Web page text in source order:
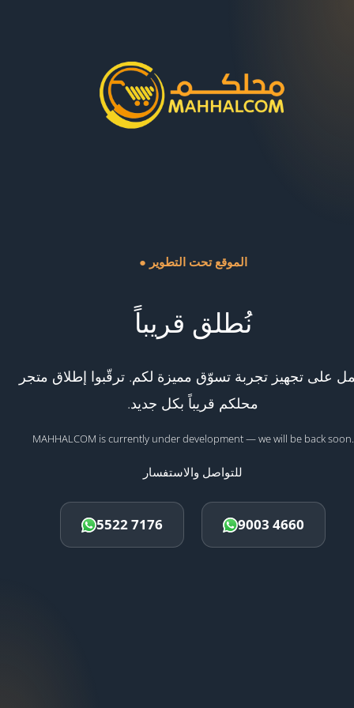
● الموقع تحت التطوير
نُطلق قريباً
على تجهيز تجربة تسوّق مميزة لكم. ترقّبوا إطلاق متجر
محلكم قريباً بكل جديد.
MAHHALCOM is currently under development — we will be back soon.
للتواصل والاستفسار
5522 7176 9003 4660